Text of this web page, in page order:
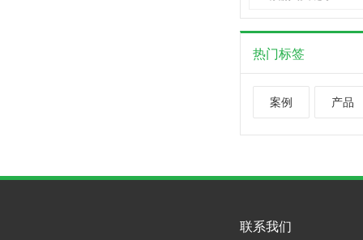
热门标签
案例 产品
联系我们